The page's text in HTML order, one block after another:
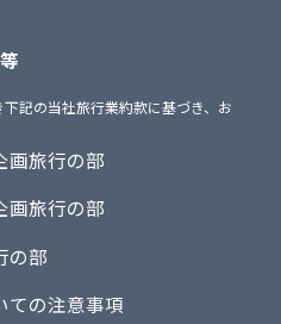
記の当社旅行業約款に基づき、お
画旅行の部
画旅行の部
の部
ての注意事項